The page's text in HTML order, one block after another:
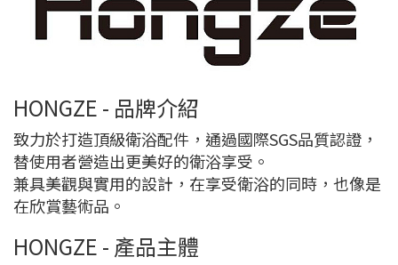
HONGZE - 品牌介紹
致力於打造頂級衛浴配件，通過國際SGS品質認證，
替使用者營造出更美好的衛浴享受。
兼具美觀與實用的設計，在享受衛浴的同時，也像是
在欣賞藝術品。
HONGZE - 產品主體